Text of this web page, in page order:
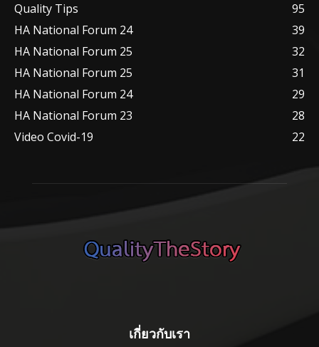
Quality Tips
95
HA National Forum 24
39
HA National Forum 25
32
HA National Forum 25
31
HA National Forum 24
29
HA National Forum 23
28
Video Covid-19
22
เกี่ยวกับเรา